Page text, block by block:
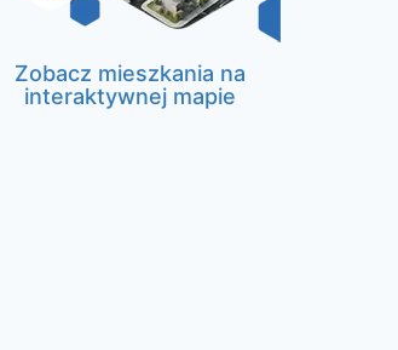
Zobacz mieszkania na
interaktywnej mapie